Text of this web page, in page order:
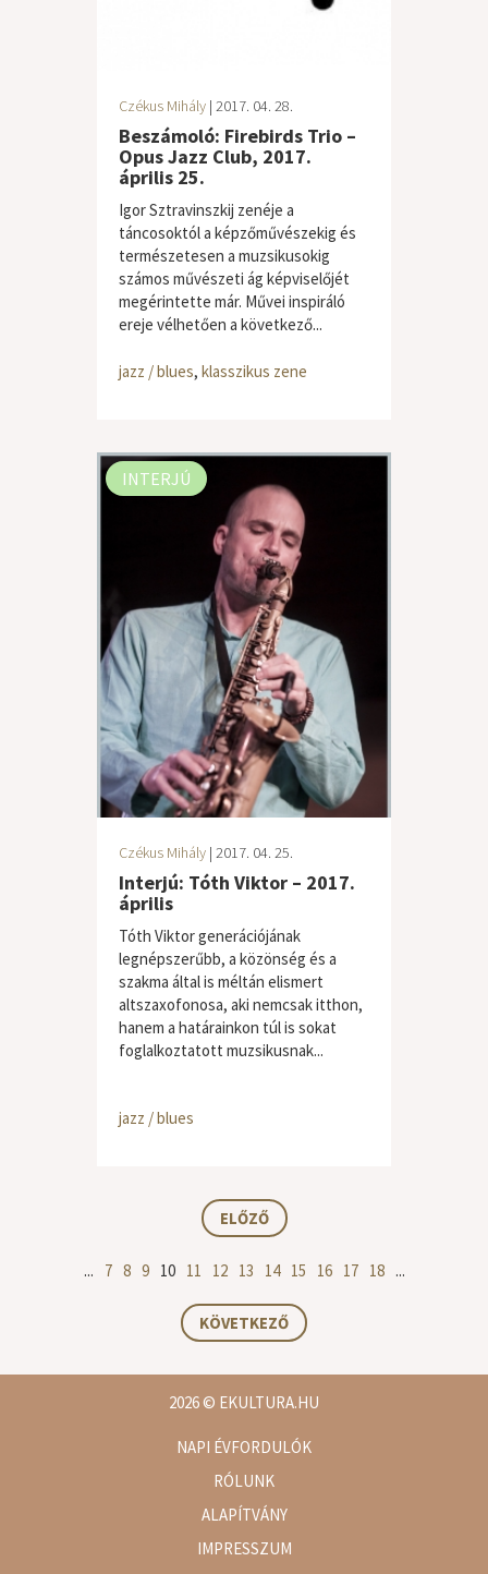
Czékus Mihály | 2017. 04. 28.
Beszámoló: Firebirds Trio –
Opus Jazz Club, 2017.
április 25.
Igor Sztravinszkij zenéje a
táncosoktól a képzőművészekig és
természetesen a muzsikusokig
számos művészeti ág képviselőjét
megérintette már. Művei inspiráló
ereje vélhetően a következő...
jazz / blues, klasszikus zene
INTERJÚ
Czékus Mihály | 2017. 04. 25.
Interjú: Tóth Viktor – 2017.
április
Tóth Viktor generációjának
legnépszerűbb, a közönség és a
szakma által is méltán elismert
altszaxofonosa, aki nemcsak itthon,
hanem a határainkon túl is sokat
foglalkoztatott muzsikusnak...
jazz / blues
ELŐZŐ
... 7 8 9 10 11 12 13 14 15 16 17 18 ...
KÖVETKEZŐ
2026© EKULTURA.HU
NAPI ÉVFORDULÓK
RÓLUNK
ALAPÍTVÁNY
IMPRESSZUM